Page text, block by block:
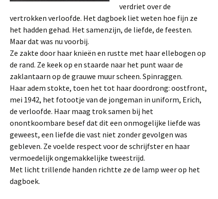
verdriet over de
vertrokken verloofde. Het dagboek liet weten hoe fijn ze
het hadden gehad. Het samenzijn, de liefde, de feesten.
Maar dat was nu voorbij.
Ze zakte door haar knieën en rustte met haar ellebogen op
de rand. Ze keek op en staarde naar het punt waar de
zaklantaarn op de grauwe muur scheen. Spinraggen.
Haar adem stokte, toen het tot haar doordrong: oostfront,
mei 1942, het fotootje van de jongeman in uniform, Erich,
de verloofde. Haar maag trok samen bij het
onontkoombare besef dat dit een onmogelijke liefde was
geweest, een liefde die vast niet zonder gevolgen was
gebleven. Ze voelde respect voor de schrijfster en haar
vermoedelijk ongemakkelijke tweestrijd.
Met licht trillende handen richtte ze de lamp weer op het
dagboek.